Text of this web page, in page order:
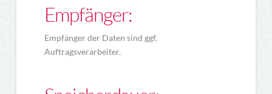
Empfänger:
Empfänger der Daten sind ggf.
Auftragsverarbeiter.